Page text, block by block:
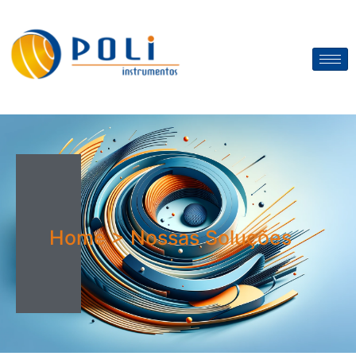
Home > Nossas Soluções